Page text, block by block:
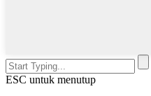
ESC untuk menutup